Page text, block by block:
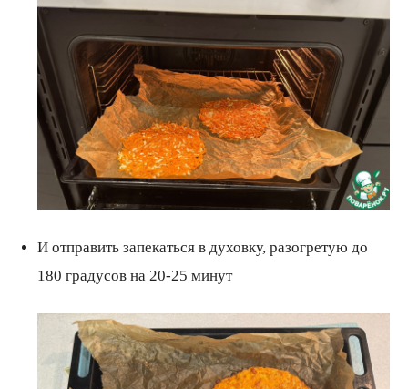
И отправить запекаться в духовку, разогретую до
180 градусов на 20-25 минут